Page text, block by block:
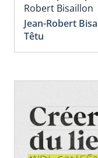
Robert Bisaillon
Jean-Robert
Têtu